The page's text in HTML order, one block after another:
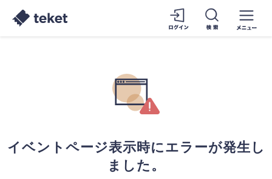
イベントページ表示時にエラーが発生し
ました。